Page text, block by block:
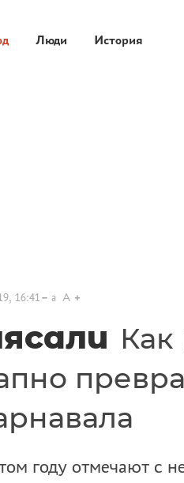
Люди История
16:41 a A
Как
году отмечают с